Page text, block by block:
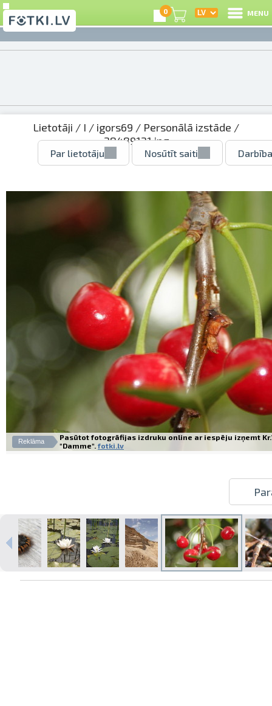
Izdrukas 1h laikā Rīgā – pasūtiet
0 MENU
Lietotāji / I / igors69 / Personālā izstāde /
28489121.jpg
Par lietotāju Nosūtīt saiti
Reklāma
Pasūtot fotogrāfijas izdruku online ar iespēju izņemt
"Damme". fotki.lv